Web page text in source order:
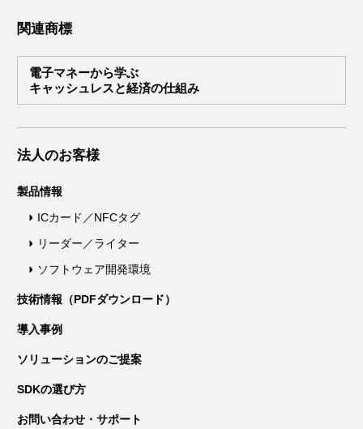
関連商標
電子マネーから学ぶ
キャッシュレスと経済の仕組み
法人のお客様
製品情報
ICカード／NFCタグ
リーダー／ライター
ソフトウェア開発環境
技術情報（PDFダウンロード）
導入事例
ソリューションのご提案
SDKの選び方
お問い合わせ・サポート